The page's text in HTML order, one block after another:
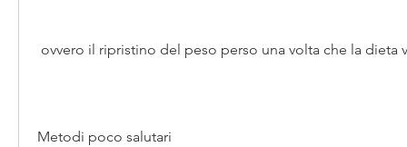
ovvero il ripristino del peso perso una volta che la dieta
Metodi poco salutari